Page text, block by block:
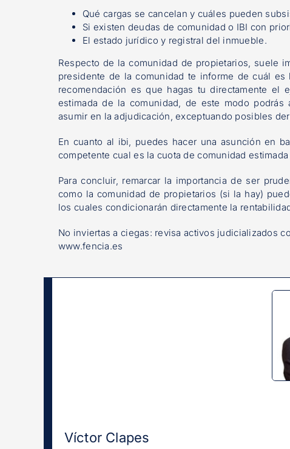
Qué cargas se cancelan y cuáles pueden
Si existen deudas de comunidad o IBI con
El estado jurídico y registral del inmueble.
Respecto de la comunidad de propietarios, suele
presidente de la comunidad te informe de cuál
recomendación es que hagas tu directamente el
estimada de la comunidad, de este modo
asumir en la adjudicación, exceptuando posibles
En cuanto al ibi, puedes hacer una asunción en
competente cual es la cuota de comunidad
Para concluir, remarcar la importancia de ser
como la comunidad de propietarios (si la hay)
los cuales condicionarán directamente la
No inviertas a ciegas: revisa activos judicializados
www.fencia.es
Víctor Clapes